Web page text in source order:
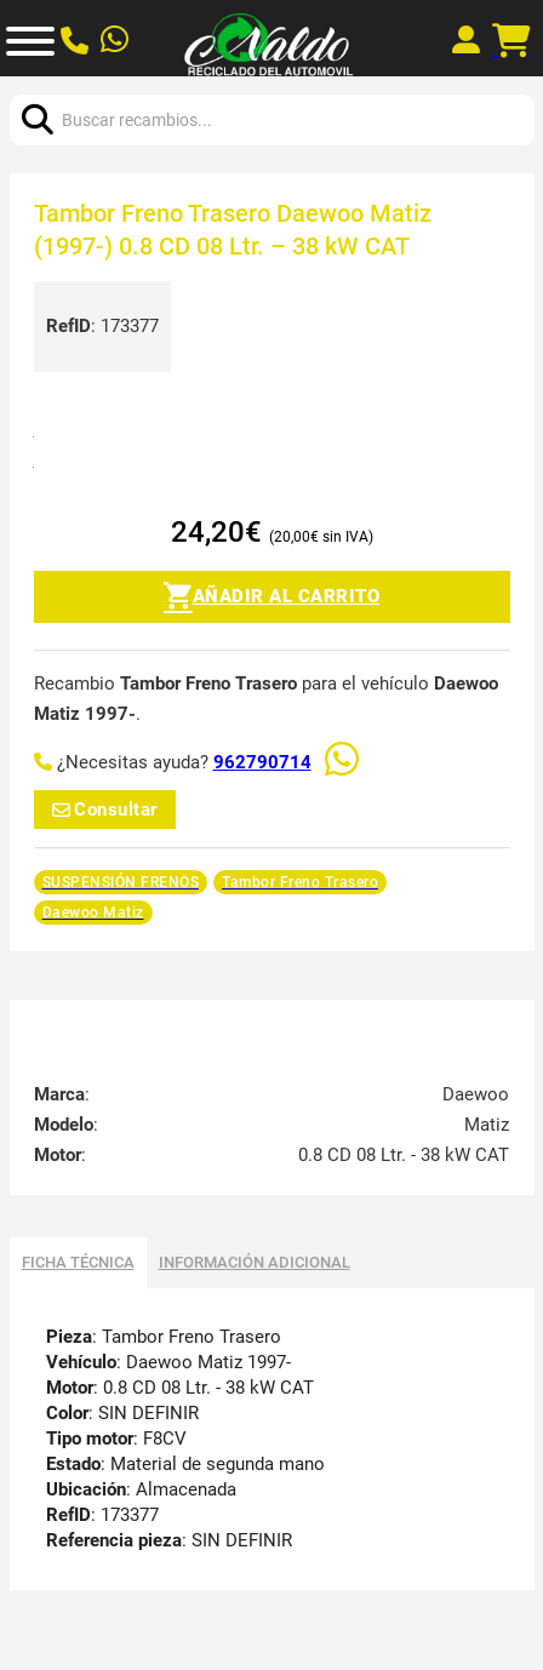
Tambor Freno Trasero Daewoo Matiz
(1997-) 0.8 CD 08 Ltr. – 38 kW CAT
RefID: 173377
24,20€ 20,00€
AÑADIR AL CARRITO
Recambio Tambor Freno Traseropara el vehículo Daewoo
Matiz 1997-.
¿Necesitas ayuda? 962790714
Consultar
SUSPENSIÓN FRENOS
Tambor Freno Trasero
Daewoo Matiz
Marca:
Daewoo
Modelo:
Matiz
Motor: 0.8 CD 08 Ltr. - 38 kW CAT
FICHA TÉCNICA INFORMACIÓN ADICIONAL
Pieza: Tambor Freno Trasero
Vehículo: Daewoo Matiz 1997-
Motor: 0.8 CD 08 Ltr. - 38 kW CAT
Color: SIN DEFINIR
Tipo motor: F8CV
Estado: Material de segunda mano
Ubicación: Almacenada
RefID: 173377
Referencia pieza: SIN DEFINIR